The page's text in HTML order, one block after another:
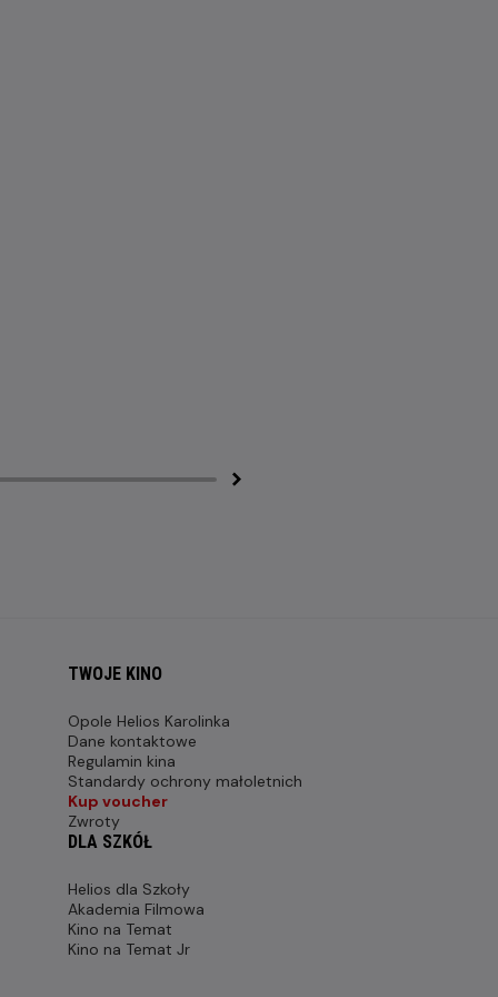
TWOJE KINO
Opole Helios Karolinka
Dane kontaktowe
Regulamin kina
Standardy ochrony małoletnich
Kup voucher
Zwroty
DLA SZKÓŁ
Helios dla Szkoły
Akademia Filmowa
Kino na Temat
Kino na Temat Jr